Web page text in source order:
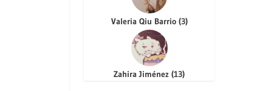
Valeria Qiu Barrio (3)
Zahira Jiménez(13)